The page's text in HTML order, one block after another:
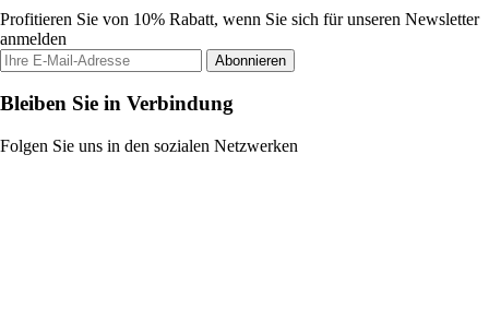
Profitieren Sie von 10% Rabatt, wenn Sie sich für unseren Newsletter
anmelden
Abonnieren
Bleiben Sie in Verbindung
Folgen Sie uns in den sozialen Netzwerken